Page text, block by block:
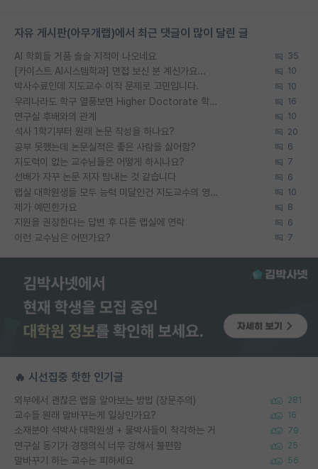
자유 게시판(아무개랩)에서 최근 댓글이 많이 달린 글
AI 학회들 거품 슬슬 지적이 나오네요 35
[카이스트 AI시스템학과] 면접 보신 분 계신가요... 10
박사수료인데 지도교수 이직 문제로 고민입니다. 10
우리나라도 학구 열풍보면 Higher Doctorate 학위가 필요하다고 봅니다. 16
연구실 후배와의 관계 10
석사 1학기부터 원래 논문 작성을 하나요? 20
공부 못했는데 논문실적은 좋은 사람을 싫어함? 6
지도력이 없는 교수님들은 어떻게 하시나요? 7
선배가 자꾸 논문 저자 탐내는 것 같습니다 6
랩실 대학원생들 모두 능력 미달인건 지도교수의 영향 아닌가? 10
제가 예민한가요 8
지원을 권장한다는 답변 후 다른 랩실에 연락 6
이런 교수님은 어떤가요? 7
🔥 시선집중 핫한 인기글
외부에서 괜찮은 랩을 알아보는 방법 (장문주의) 281
교수들 원래 말바꾸는게 일상인가요? 16
소재분야 석박사 대학원생 + 물박사들이 착각하는 거 79
연구실 동기가 경쟁의식 너무 강해서 불편함 25
말바꾸기 하는 교수는 피하세요 56